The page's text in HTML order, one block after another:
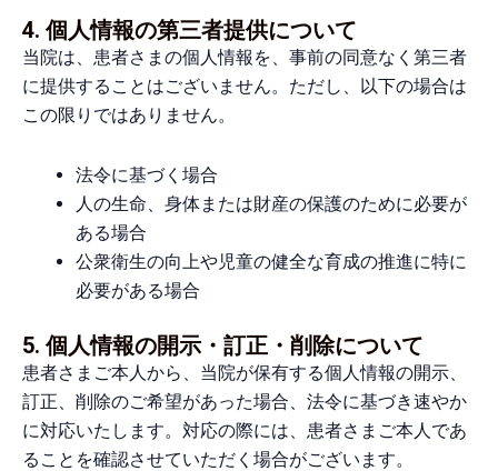
4. 個人情報の第三者提供について
当院は、患者さまの個人情報を、事前の同意なく第三者
に提供することはございません。ただし、以下の場合は
この限りではありません。
法令に基づく場合
人の生命、身体または財産の保護のために必要が
ある場合
公衆衛生の向上や児童の健全な育成の推進に特に
必要がある場合
5. 個人情報の開示・訂正・削除について
患者さまご本人から、当院が保有する個人情報の開示、
訂正、削除のご希望があった場合、法令に基づき速やか
に対応いたします。対応の際には、患者さまご本人であ
ることを確認させていただく場合がございます。